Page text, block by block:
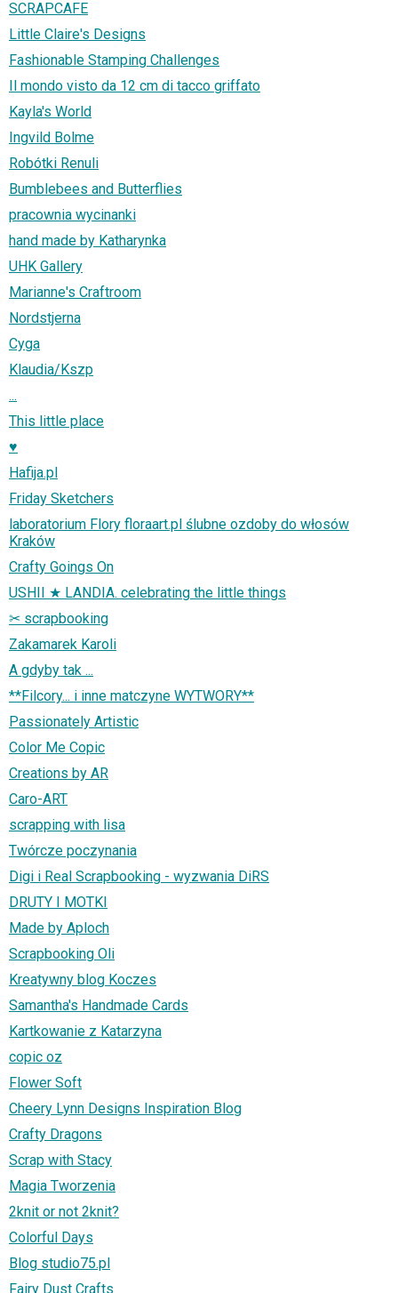
SCRAPCAFE
Little Claire's Designs
Fashionable Stamping Challenges
Il mondo visto da 12 cm di tacco griffato
Kayla's World
Ingvild Bolme
Robótki Renuli
Bumblebees and Butterflies
pracownia wycinanki
hand made by Katharynka
UHK Gallery
Marianne's Craftroom
Nordstjerna
Cyga
Klaudia/Kszp
...
This little place
♥
Hafija.pl
Friday Sketchers
laboratorium Flory floraart.pl ślubne ozdoby do włosów
Kraków
Crafty Goings On
USHII ★ LANDIA. celebrating the little things
✂ scrapbooking
Zakamarek Karoli
A gdyby tak ...
**Filcory... i inne matczyne WYTWORY**
Passionately Artistic
Color Me Copic
Creations by AR
Caro-ART
scrapping with lisa
Twórcze poczynania
Digi i Real Scrapbooking - wyzwania DiRS
DRUTY I MOTKI
Made by Aploch
Scrapbooking Oli
Kreatywny blog Koczes
Samantha's Handmade Cards
Kartkowanie z Katarzyna
copic oz
Flower Soft
Cheery Lynn Designs Inspiration Blog
Crafty Dragons
Scrap with Stacy
Magia Tworzenia
2knit or not 2knit?
Colorful Days
Blog studio75.pl
Fairy Dust Crafts